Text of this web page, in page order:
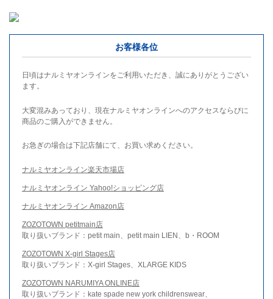
お客様各位
日頃はナルミヤオンラインをご利用いただき、誠にありがとうござい
ます。
大変混みあっており、現在ナルミヤオンラインへのアクセスならびに
商品のご購入ができません。
お急ぎの場合は下記店舗にて、お買い求めください。
ナルミヤオンライン楽天市場店
ナルミヤオンライン Yahoo!ショッピング店
ナルミヤオンライン Amazon店
ZOZOTOWN petitmain店
取り扱いブランド：petit main、petit main LIEN、b・ROOM
ZOZOTOWN X-girl Stages店
取り扱いブランド：X-girl Stages、XLARGE KIDS
ZOZOTOWN NARUMIYA ONLINE店
取り扱いブランド：kate spade new york childrenswear、